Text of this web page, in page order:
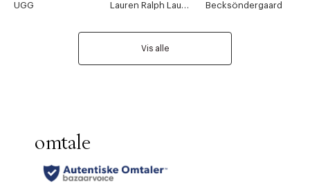
UGG
Lauren Ralph Lauren Becksöndergaard
Vis alle